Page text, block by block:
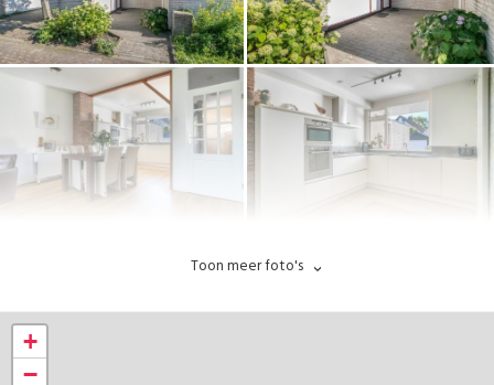
Toon meer foto's
+
−